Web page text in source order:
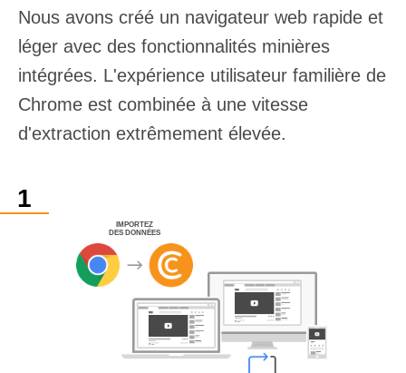
Nous avons créé un navigateur web rapide et
léger avec des fonctionnalités minières
intégrées. L'expérience utilisateur familière de
Chrome est combinée à une vitesse
d'extraction extrêmement élevée.
IMPORTEZ
DES DONNÉES